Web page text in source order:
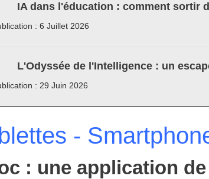
IA dans l'éducation : comment sortir
: 6 Juillet 2026
L'Odyssée de l'Intelligence : un
: 29 Juin 2026
-
: une application